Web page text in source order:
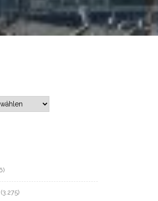
(3.275)